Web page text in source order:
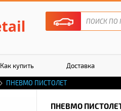
Как купить Доставка
ПНЕВМО ПИСТОЛЕТ
ПНЕВМО